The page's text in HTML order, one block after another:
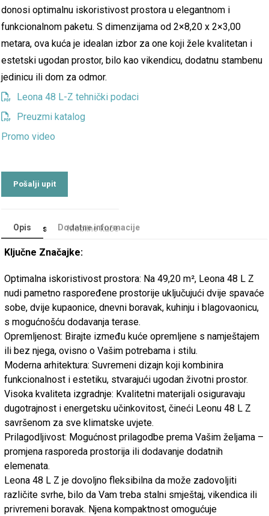
donosi optimalnu iskoristivost prostora u elegantnom i
funkcionalnom paketu. S dimenzijama od 2×8,20 x 2×3,00
metara, ova kuća je idealan izbor za one koji žele kvalitetan i
estetski ugodan prostor, bilo kao vikendicu, dodatnu stambenu
jedinicu ili dom za odmor.
Leona 48 L-Z tehnički podaci
Preuzmi katalog
Promo video
Categories Mobilne kuće
Opis Dodatne informacije
Ključne Značajke:
Optimalna iskoristivost prostora: Na 49,20 m², Leona 48 L Z
nudi pametno raspoređene prostorije uključujući dvije spavaće
sobe, dvije kupaonice, dnevni boravak, kuhinju i blagovaonicu,
s mogućnošću dodavanja terase.
Opremljenost: Birajte između kuće opremljene s namještajem
ili bez njega, ovisno o Vašim potrebama i stilu.
Moderna arhitektura: Suvremeni dizajn koji kombinira
funkcionalnost i estetiku, stvarajući ugodan životni prostor.
Visoka kvaliteta izgradnje: Kvalitetni materijali osiguravaju
dugotrajnost i energetsku učinkovitost, čineći Leonu 48 L Z
savršenom za sve klimatske uvjete.
Prilagodljivost: Mogućnost prilagodbe prema Vašim željama –
promjena rasporeda prostorija ili dodavanje dodatnih
elemenata.
Leona 48 L Z je dovoljno fleksibilna da može zadovoljiti
različite svrhe, bilo da Vam treba stalni smještaj, vikendica ili
privremeni boravak. Njena kompaktnost omogućuje